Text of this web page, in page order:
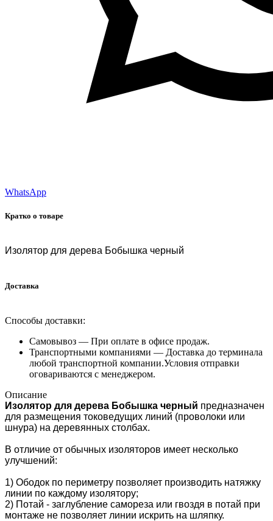
WhatsApp
Кратко о товаре
Изолятор для дерева Бобышка черный
Доставка
Способы доставки:
Самовывоз — При оплате в офисе продаж.
Транспортными компаниями — Доставка до терминала
любой транспортной компании.Условия отправки
оговариваются с менеджером.
Описание
Изолятор для дерева Бобышка черный предназначен
для размещения токоведущих линий (проволоки или
шнура) на деревянных столбах.
В отличие от обычных изоляторов имеет несколько
улучшений:
1) Ободок по периметру позволяет производить натяжку
линии по каждому изолятору;
2) Потай - заглубление самореза или гвоздя в потай при
монтаже не позволяет линии искрить на шляпку.